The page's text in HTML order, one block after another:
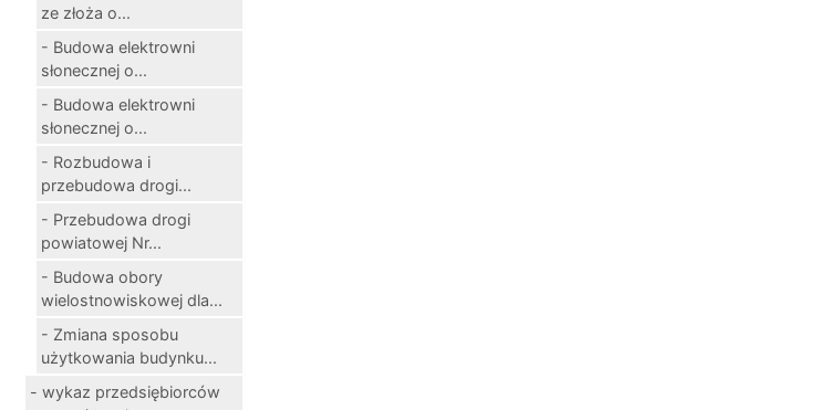
ze złoża o...
- Budowa elektrowni
słonecznej o...
- Budowa elektrowni
słonecznej o...
- Rozbudowa i
przebudowa drogi...
- Przebudowa drogi
powiatowej Nr...
- Budowa obory
wielostnowiskowej dla...
- Zmiana sposobu
użytkowania budynku...
- wykaz przedsiębiorców